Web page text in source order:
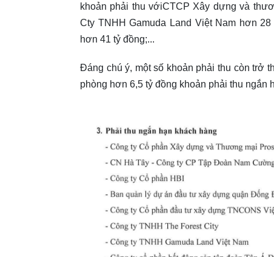
khoản phải thu vớiCTCP Xây dựng và
Cty TNHH Gamuda Land Việt Nam hơn
hơn 41 tỷ đồng;...
Đáng chú ý, một số khoản phải thu còn trở
phòng hơn 6,5 tỷ đồng khoản phải thu ngắn